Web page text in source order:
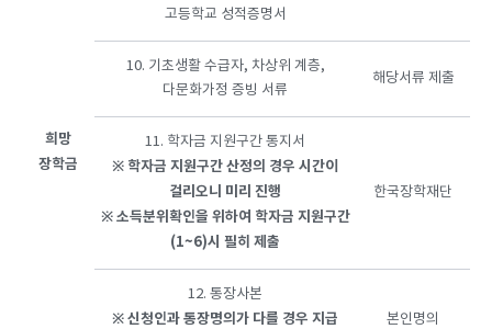
희망
장학금
고등학교 성적증명서
10. 기초생활 수급자, 차상위 계층,
다문화가정 증빙 서류
해당서류 제출
11. 학자금 지원구간 통지서
※ 학자금 지원구간산정의 경우 시간이
걸리오니 미리 진행
※소득분위확인을 위하여 학자금 지원구간
(1~6)시 필히 제출
한국장학재단
12. 통장사본
※신청인과통장명의가 다를 경우 지급
본인명의